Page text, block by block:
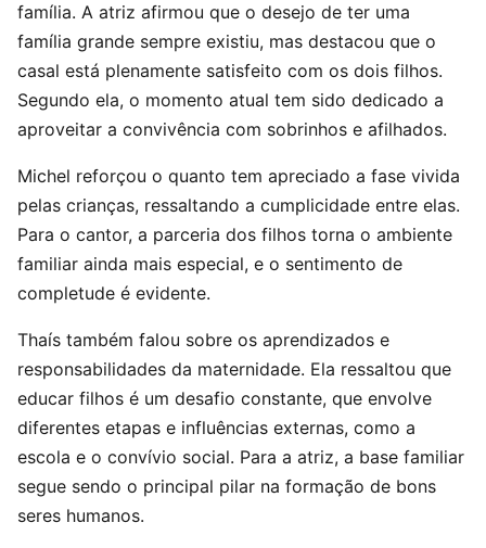
família. A atriz afirmou que o desejo de ter uma
família grande sempre existiu, mas destacou que o
casal está plenamente satisfeito com os dois filhos.
Segundo ela, o momento atual tem sido dedicado a
aproveitar a convivência com sobrinhos e afilhados.
Michel reforçou o quanto tem apreciado a fase vivida
pelas crianças, ressaltando a cumplicidade entre elas.
Para o cantor, a parceria dos filhos torna o ambiente
familiar ainda mais especial, e o sentimento de
completude é evidente.
Thaís também falou sobre os aprendizados e
responsabilidades da maternidade. Ela ressaltou que
educar filhos é um desafio constante, que envolve
diferentes etapas e influências externas, como a
escola e o convívio social. Para a atriz, a base familiar
segue sendo o principal pilar na formação de bons
seres humanos.